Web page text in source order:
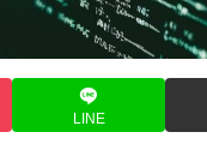
LINE